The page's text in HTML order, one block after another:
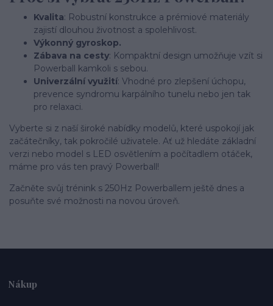
Kvalita: Robustní konstrukce a prémiové materiály
zajistí dlouhou životnost a spolehlivost.
Výkonný gyroskop.
Zábava na cesty: Kompaktní design umožňuje vzít si
Powerball kamkoli s sebou.
Univerzální využití: Vhodné pro zlepšení úchopu,
prevence syndromu karpálního tunelu nebo jen tak
pro relaxaci.
Vyberte si z naší široké nabídky modelů, které uspokojí jak
začátečníky, tak pokročilé uživatele. Ať už hledáte základní
verzi nebo model s LED osvětlením a počítadlem otáček,
máme pro vás ten pravý Powerball!
Začněte svůj trénink s 250Hz Powerballem ještě dnes a
posuňte své možnosti na novou úroveň.
Nákup